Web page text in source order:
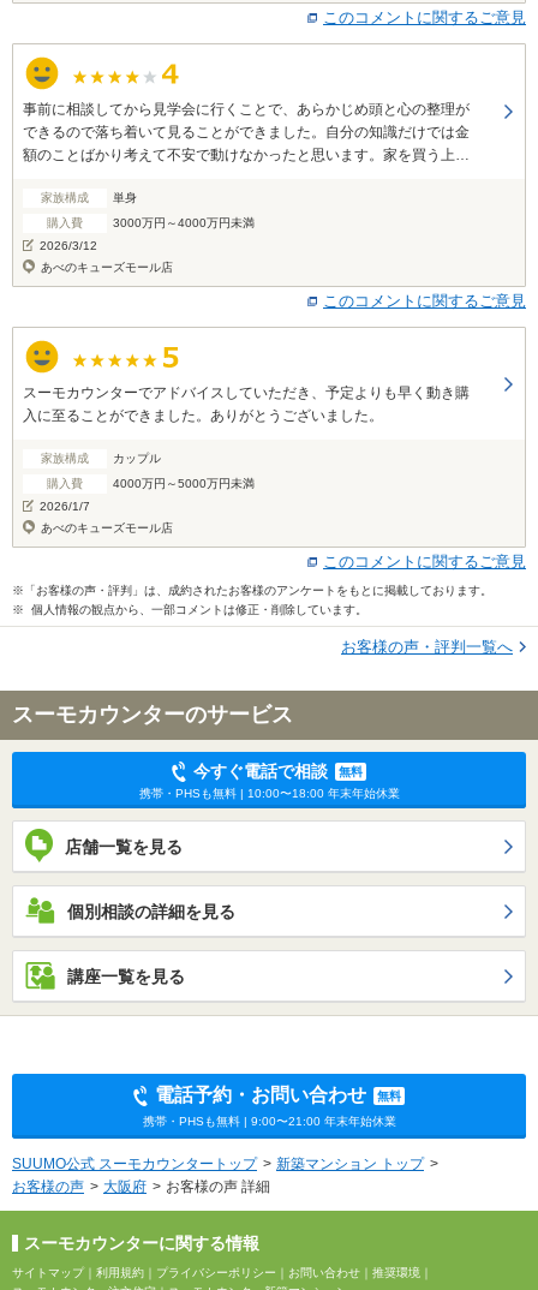
このコメントに関するご意見
事前に相談してから見学会に行くことで、あらかじめ頭と心の整理が
できるので落ち着いて見ることができました。自分の知識だけでは金
額のことばかり考えて不安で動けなかったと思います。家を買う上で
家族構成
単身
購入費
3000万円～4000万円未満
2026/3/12
あべのキューズモール店
このコメントに関するご意見
スーモカウンターでアドバイスしていただき、予定よりも早く動き購
入に至ることができました。ありがとうございました。
家族構成
カップル
購入費
4000万円～5000万円未満
2026/1/7
あべのキューズモール店
このコメントに関するご意見
※「お客様の声・評判」は、成約されたお客様のアンケートをもとに掲載しております。
※ 個人情報の観点から、一部コメントは修正・削除しています。
お客様の声・評判一覧へ
スーモカウンターのサービス
今すぐ電話で相談
無料
携帯・PHSも無料 | 10:00〜18:00 年末年始休業
店舗一覧を見る
個別相談の詳細を見る
講座一覧を見る
電話予約・お問い合わせ
無料
携帯・PHSも無料 | 9:00〜21:00 年末年始休業
SUUMO公式 スーモカウンタートップ
新築マンション トップ
お客様の声
大阪府 お客様の声 詳細
スーモカウンターに関する情報
サイトマップ｜ 利用規約 ｜ プライバシーポリシー ｜ お問い合わせ ｜ 推奨環境 ｜